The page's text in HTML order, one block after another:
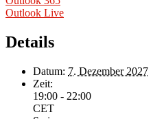
Outlook Live
Details
Datum: 7. Dezember 2027
Zeit:
19:00 - 22:00
CET